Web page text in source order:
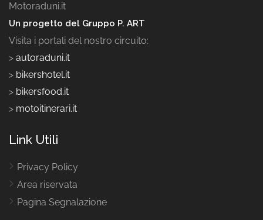
Motoraduni.it
Un progetto del Gruppo P. ART
Visita i portali del nostro circuito:
> autoraduni.it
> bikershotel.it
> bikersfood.it
> motoitinerari.it
Link Utili
Privacy Policy
Area riservata
Pagina Segnalazione